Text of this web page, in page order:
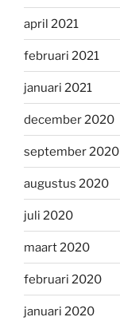
april 2021
februari 2021
januari 2021
december 2020
september 2020
augustus 2020
juli 2020
maart 2020
februari 2020
januari 2020